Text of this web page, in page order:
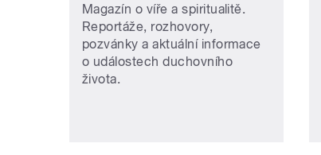
Magazín o víře a spiritualitě.
Reportáže, rozhovory,
pozvánky a aktuální informace
o událostech duchovního
života.